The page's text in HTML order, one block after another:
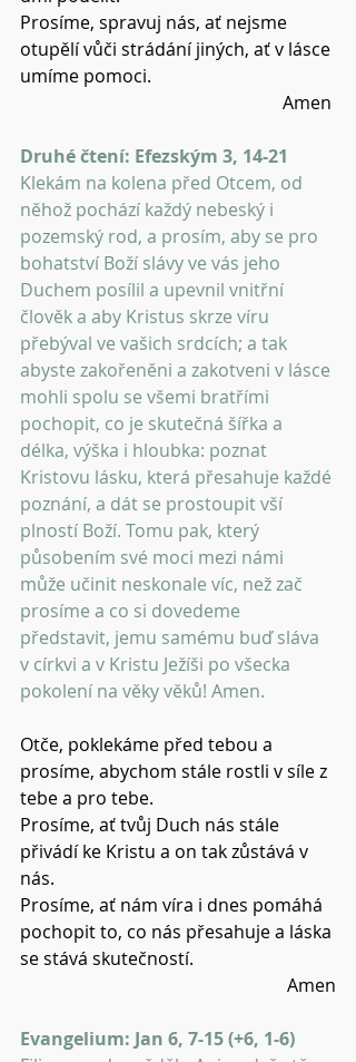
Prosíme, spravuj nás, ať nejsme
otupělí vůči strádání jiných, ať v lásce
umíme pomoci.
Amen
Druhé čtení: Efezským 3, 14-21
Klekám na kolena před Otcem, od
něhož pochází každý nebeský i
pozemský rod, a prosím, aby se pro
bohatství Boží slávy ve vás jeho
Duchem posílil a upevnil vnitřní
člověk a aby Kristus skrze víru
přebýval ve vašich srdcích; a tak
abyste zakořeněni a zakotveni v lásce
mohli spolu se všemi bratřími
pochopit, co je skutečná šířka a
délka, výška i hloubka: poznat
Kristovu lásku, která přesahuje každé
poznání, a dát se prostoupit vší
plností Boží. Tomu pak, který
působením své moci mezi námi
může učinit neskonale víc, než zač
prosíme a co si dovedeme
představit, jemu samému buď sláva
v církvi a v Kristu Ježíši po všecka
pokolení na věky věků! Amen.
Otče, poklekáme před tebou a
prosíme, abychom stále rostli v síle z
tebe a pro tebe.
Prosíme, ať tvůj Duch nás stále
přivádí ke Kristu a on tak zůstává v
nás.
Prosíme, ať nám víra i dnes pomáhá
pochopit to, co nás přesahuje a láska
se stává skutečností.
Amen
Evangelium: Jan 6, 7-15 (+6, 1-6)